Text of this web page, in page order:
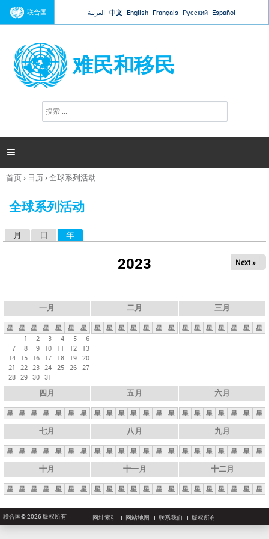
Jump to navigation
联合国 العربية 中文 English Français Русский Español
难民和移民
搜
索

你
这
首页› 日历›全球系列活动
全球系列活动
月 日 年
2023 Next »
一月
星 星 星 星 星 星
星
1
2 3 4 5
6
7
8 9 10 11 12
13
14 15 16 17 18 19 20
21
22 23 24 25 26 27
28 29 30 31
二月
星 星 星 星 星 星 星
三月
星 星 星 星 星 星 星
四月
星 星 星 星 星 星 星
五月
星 星 星 星 星 星 星
六月
星 星 星 星 星 星 星
七月
星 星 星 星 星 星 星
八月
星 星 星 星 星 星 星
九月
星 星 星 星 星 星 星
十月
星 星 星 星 星 星 星
十一月
星 星 星 星 星 星 星
十二月
星 星 星 星 星 星 星
联合国© 2026 版权所有 网址索引 网站地图 联系我们 版权所有